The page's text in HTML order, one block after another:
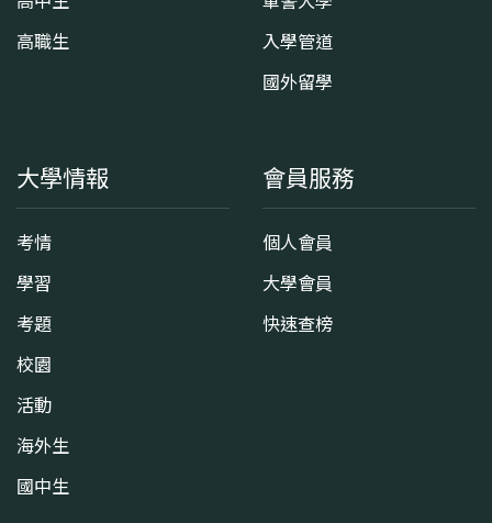
高職生
入學管道
國外留學
大學情報
考情
學習
考題
校園
活動
海外生
國中生
會員服務
個人會員
大學會員
快速查榜